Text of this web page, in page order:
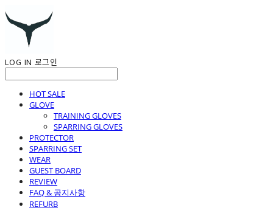
LOG IN 로그인
HOT SALE
GLOVE
TRAINING GLOVES
SPARRING GLOVES
PROTECTOR
SPARRING SET
WEAR
GUEST BOARD
REVIEW
FAQ & 공지사항
REFURB